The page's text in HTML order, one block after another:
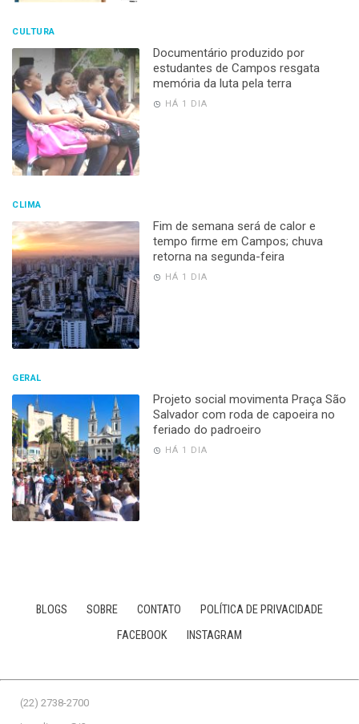
CULTURA
Documentário produzido por
estudantes de Campos resgata
memória da luta pela terra
HÁ 1 DIA
CLIMA
Fim de semana será de calor e
tempo firme em Campos; chuva
retorna na segunda-feira
HÁ 1 DIA
GERAL
Projeto social movimenta Praça São
Salvador com roda de capoeira no
feriado do padroeiro
HÁ 1 DIA
BLOGS SOBRE CONTATO
POLÍTICA DE PRIVACIDADE
FACEBOOK
INSTAGRAM
(22) 2738-2700